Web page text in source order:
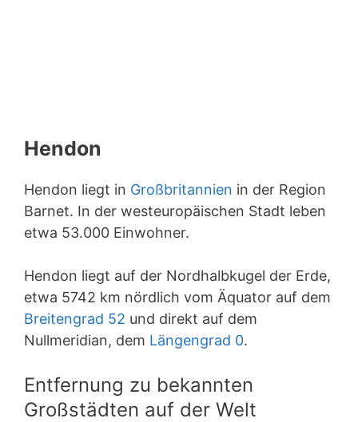
Hendon
Hendon liegt in Großbritannien in der Region
Barnet. In der westeuropäischen Stadt leben
etwa 53.000 Einwohner.
Hendon liegt auf der Nordhalbkugel der Erde,
etwa 5742 km nördlich vom Äquator auf dem
Breitengrad 52 und direkt auf dem
Nullmeridian, dem Längengrad 0.
Entfernung zu bekannten
Großstädten auf der Welt